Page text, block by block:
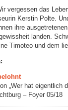
vergessen das
Kerstin Polte.
ihre
landen.
Timoteo und dem
„Wer hat eigentlich
– Foyer 05/18